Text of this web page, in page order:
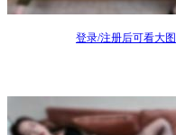
登录/注册后可看大图